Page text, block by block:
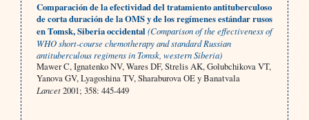
Comparación de la efectividad del tratamiento antituberculoso
de corta duración de la OMS y de los regímenes estándar rusos
en Tomsk, Siberia occidental (Comparison of the effectiveness of
WHO short-course chemotherapy and standard Russian
antituberculous regimens in Tomsk, western Siberia)
Mawer C, Ignatenko NV, Wares DF, Strelis AK, Golubchikova VT,
Yanova GV, Lyagoshina TV, Sharaburova OE y Banatvala
Lancet2001; 358: 445-449